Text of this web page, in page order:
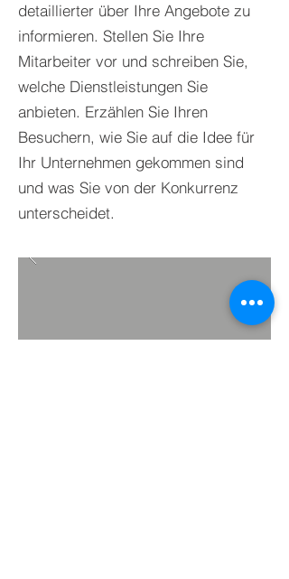
detaillierter über Ihre Angebote zu
informieren. Stellen Sie Ihre
Mitarbeiter vor und schreiben Sie,
welche Dienstleistungen Sie
anbieten. Erzählen Sie Ihren
Besuchern, wie Sie auf die Idee für
Ihr Unternehmen gekommen sind
und was Sie von der Konkurrenz
unterscheidet.